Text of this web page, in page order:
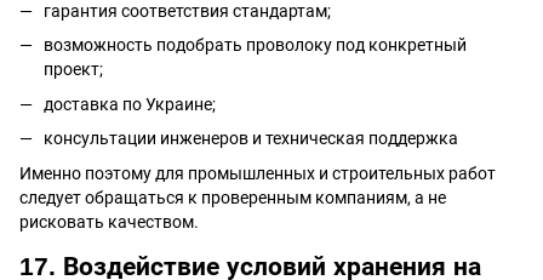
гарантия соответствия стандартам;
возможность подобрать проволоку под конкретный
проект;
доставка по Украине;
консультации инженеров и техническая поддержка
Именно поэтому для промышленных и строительных работ
следует обращаться к проверенным компаниям, а не
рисковать качеством.
17. Воздействие условий хранения на